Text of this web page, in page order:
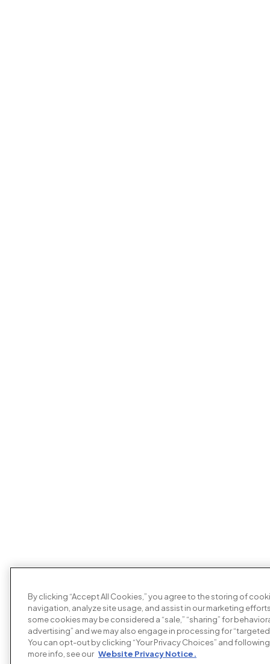
By clicking “Accept All Cookies,” you agree to the storing of
navigation, analyze site usage, and assist in our marketing
some cookies may be considered a “sale,” “sharing” for
advertising” and we may also engage in processing for
You can opt-out by clicking “Your Privacy Choices” and
more info, see our Website Privacy Notice.